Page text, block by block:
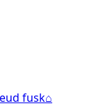
fusk⌂